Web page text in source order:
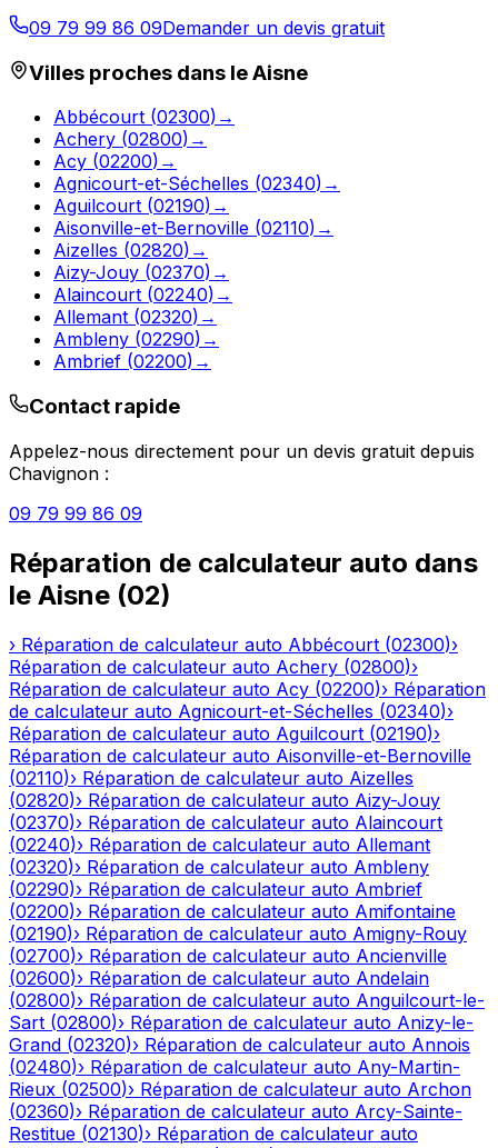
09 79 99 86 09Demander un devis gratuit
Villes proches dans leAisne
Abbécourt (02300) →
Achery (02800) →
Acy (02200) →
Agnicourt-et-Séchelles (02340) →
Aguilcourt (02190) →
Aisonville-et-Bernoville (02110) →
Aizelles (02820) →
Aizy-Jouy (02370) →
Alaincourt (02240) →
Allemant (02320) →
Ambleny (02290) →
Ambrief (02200) →
Contact rapide
Appelez-nous directement pour un devis gratuit depuis
Chavignon :
09 79 99 86 09
Réparation de calculateur auto dans
le Aisne (02)
› Réparation de calculateur auto Abbécourt (02300)›
Réparation de calculateur auto Achery (02800)›
Réparation de calculateur auto Acy (02200)› Réparation
de calculateur auto Agnicourt-et-Séchelles (02340)›
Réparation de calculateur auto Aguilcourt (02190)›
Réparation de calculateur auto Aisonville-et-Bernoville
(02110)› Réparation de calculateur auto Aizelles
(02820)› Réparation de calculateur auto Aizy-Jouy
(02370)› Réparation de calculateur auto Alaincourt
(02240)› Réparation de calculateur auto Allemant
(02320)› Réparation de calculateur auto Ambleny
(02290)› Réparation de calculateur auto Ambrief
(02200)› Réparation de calculateur auto Amifontaine
(02190)› Réparation de calculateur auto Amigny-Rouy
(02700)› Réparation de calculateur auto Ancienville
(02600)› Réparation de calculateur auto Andelain
(02800)› Réparation de calculateur auto Anguilcourt-le-
Sart (02800)› Réparation de calculateur auto Anizy-le-
Grand (02320)› Réparation de calculateur auto Annois
(02480)› Réparation de calculateur auto Any-Martin-
Rieux (02500)› Réparation de calculateur auto Archon
(02360)› Réparation de calculateur auto Arcy-Sainte-
Restitue (02130)› Réparation de calculateur auto